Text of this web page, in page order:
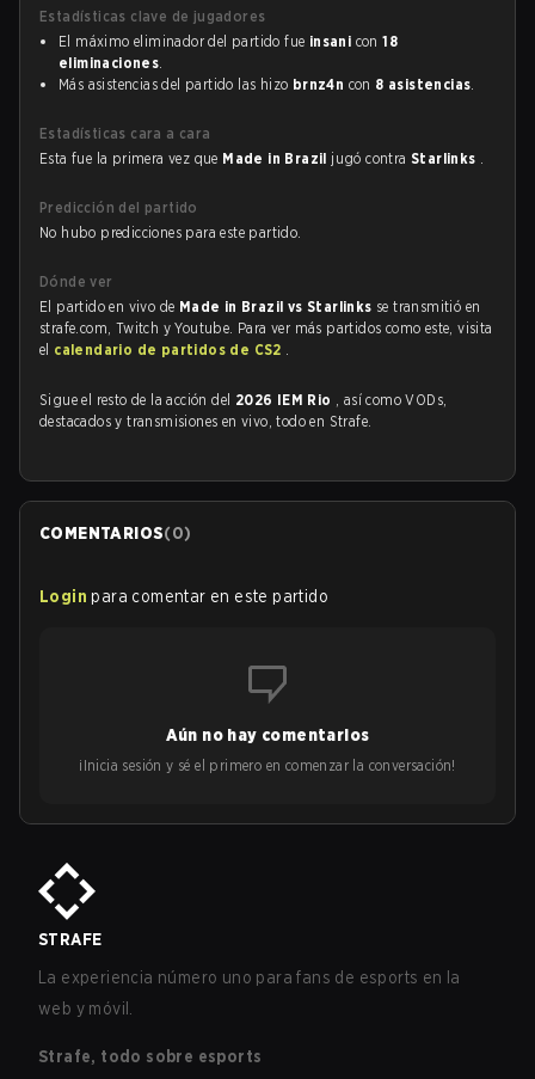
Estadísticas clave de jugadores
El máximo eliminador del partido fue insani con18
eliminaciones.
Más asistencias del partido las hizo brnz4n con 8 asistencias.
Estadísticas cara a cara
Esta fue la primera vez que Made in Brazil jugó contraStarlinks .
Predicción del partido
No hubo predicciones para este partido.
Dónde ver
El partido en vivo de Made in Brazil vs Starlinks se transmitió en
strafe.com, Twitch y Youtube. Para ver más partidos como este, visita
el calendario de partidos de CS2 .
Sigue el resto de la acción del 2026 IEM Rio , así como VODs,
destacados y transmisiones en vivo, todo en Strafe.
COMENTARIOS(0)
Login para comentar en este partido
Aún no hay comentarios
¡Inicia sesión y sé el primero en comenzar la conversación!
STRAFE
La experiencia número uno para fans de esports en la
web y móvil.
Strafe, todo sobre esports